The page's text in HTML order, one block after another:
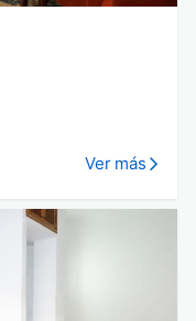
Ver más